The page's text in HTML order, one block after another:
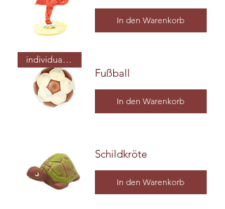
In den Warenkorb
individualisierbar
Fußball
In den Warenkorb
Schildkröte
In den Warenkorb